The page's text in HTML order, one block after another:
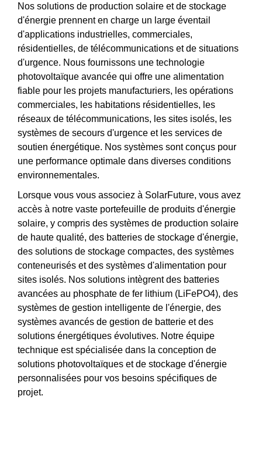
Nos solutions de production solaire et de stockage
d'énergie prennent en charge un large éventail
d'applications industrielles, commerciales,
résidentielles, de télécommunications et de situations
d'urgence. Nous fournissons une technologie
photovoltaïque avancée qui offre une alimentation
fiable pour les projets manufacturiers, les opérations
commerciales, les habitations résidentielles, les
réseaux de télécommunications, les sites isolés, les
systèmes de secours d'urgence et les services de
soutien énergétique. Nos systèmes sont conçus pour
une performance optimale dans diverses conditions
environnementales.
Lorsque vous vous associez à SolarFuture, vous avez
accès à notre vaste portefeuille de produits d'énergie
solaire, y compris des systèmes de production solaire
de haute qualité, des batteries de stockage d'énergie,
des solutions de stockage compactes, des systèmes
conteneurisés et des systèmes d'alimentation pour
sites isolés. Nos solutions intègrent des batteries
avancées au phosphate de fer lithium (LiFePO4), des
systèmes de gestion intelligente de l'énergie, des
systèmes avancés de gestion de batterie et des
solutions énergétiques évolutives. Notre équipe
technique est spécialisée dans la conception de
solutions photovoltaïques et de stockage d'énergie
personnalisées pour vos besoins spécifiques de
projet.